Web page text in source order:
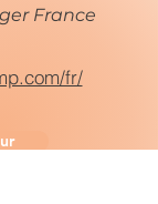
France
fr/